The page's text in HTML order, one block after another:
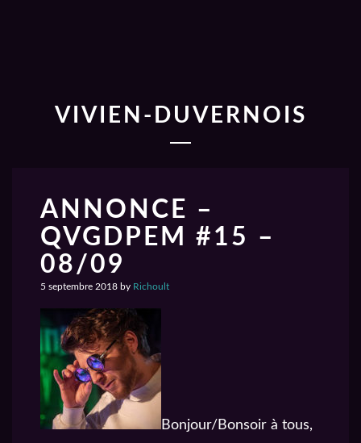
VIVIEN-DUVERNOIS
ANNONCE –
QVGDPEM #15 –
08/09
5 septembre 2018 by Richoult
Bonjour/Bonsoir à tous,